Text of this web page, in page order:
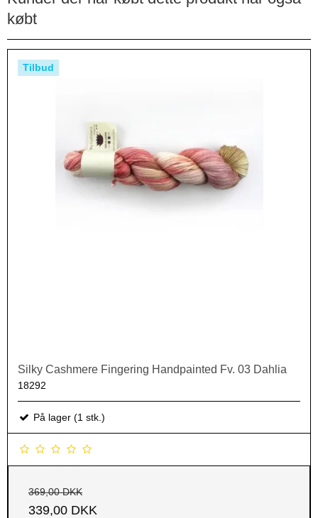
købt
Tilbud
Silky Cashmere Fingering Handpainted Fv. 03 Dahlia
18292
På lager (1 stk.)
369,00 DKK
339,00 DKK